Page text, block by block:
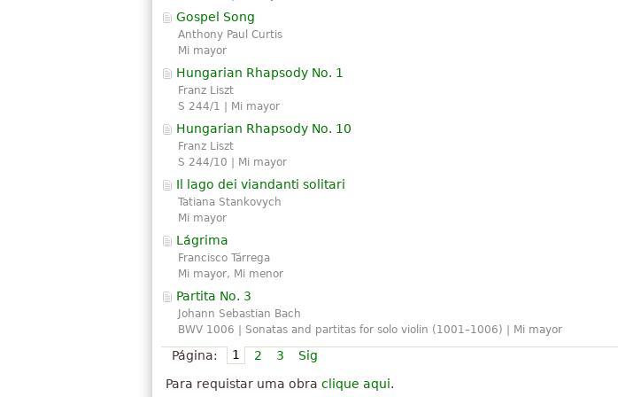
Gospel Song
Anthony Paul Curtis
Mi mayor
Hungarian Rhapsody No. 1
Franz Liszt
S 244/1 | Mi mayor
Hungarian Rhapsody No. 10
Franz Liszt
S 244/10 | Mi mayor
Il lago dei viandanti solitari
Tatiana Stankovych
Mi mayor
Lágrima
Francisco Tárrega
Mi mayor, Mi menor
Partita No. 3
Johann Sebastian Bach
BWV 1006 | Sonatas and partitas for solo violin (1001–1006) | Mi mayor
Página: 1 2 3
Sig
Para requistar uma obra clique aqui.